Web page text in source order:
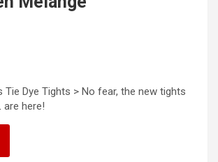
Tie Dye Tights > No fear, the new tights
are here!